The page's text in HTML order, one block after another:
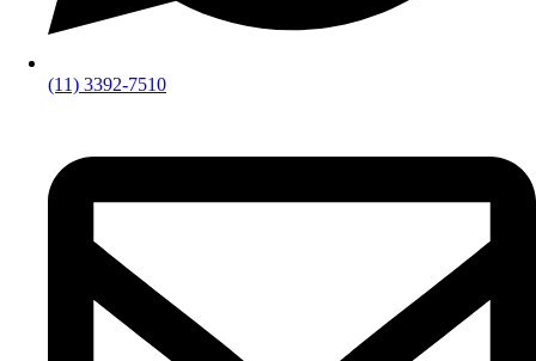
(11) 3392-7510